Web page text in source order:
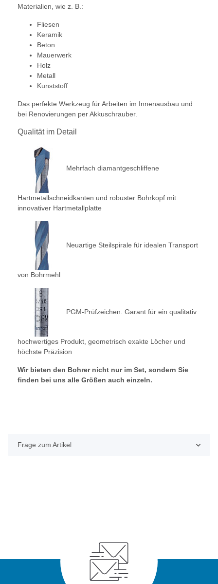
Materialien, wie z. B.:
Fliesen
Keramik
Beton
Mauerwerk
Holz
Metall
Kunststoff
Das perfekte Werkzeug für Arbeiten im Innenausbau und
bei Renovierungen per Akkuschrauber.
Qualität im Detail
Mehrfach diamantgeschliffene
Hartmetallschneidkanten und robuster Bohrkopf mit
innovativer Hartmetallplatte
Neuartige Steilspirale für idealen Transport
von Bohrmehl
PGM-Prüfzeichen: Garant für ein qualitativ
hochwertiges Produkt, geometrisch exakte Löcher und
höchste Präzision
Wir bieten den Bohrer nicht nur im Set, sondern Sie
finden bei uns alle Größen auch einzeln.
Frage zum Artikel